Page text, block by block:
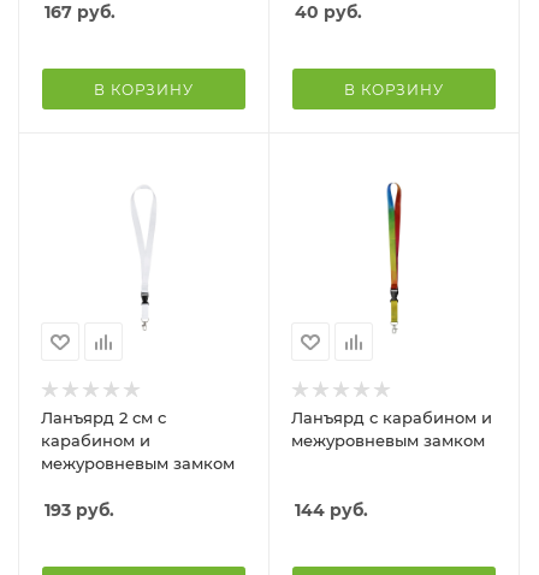
167 руб.
В КОРЗИНУ
40 руб.
В КОРЗИНУ
Ланъярд 2 см с
карабином и
межуровневым замком
193 руб.
Ланъярд с карабином и
межуровневым замком
144 руб.